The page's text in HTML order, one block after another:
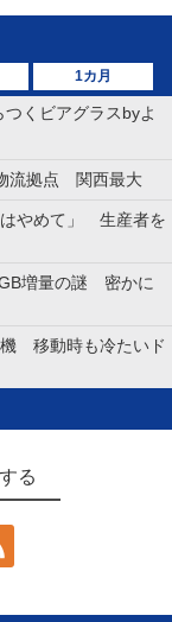
1カ月
くビアグラスbyよ
流拠点 関西最大
はやめて」 生産者を
増量の謎 密かに
機 移動時も冷たいド
る